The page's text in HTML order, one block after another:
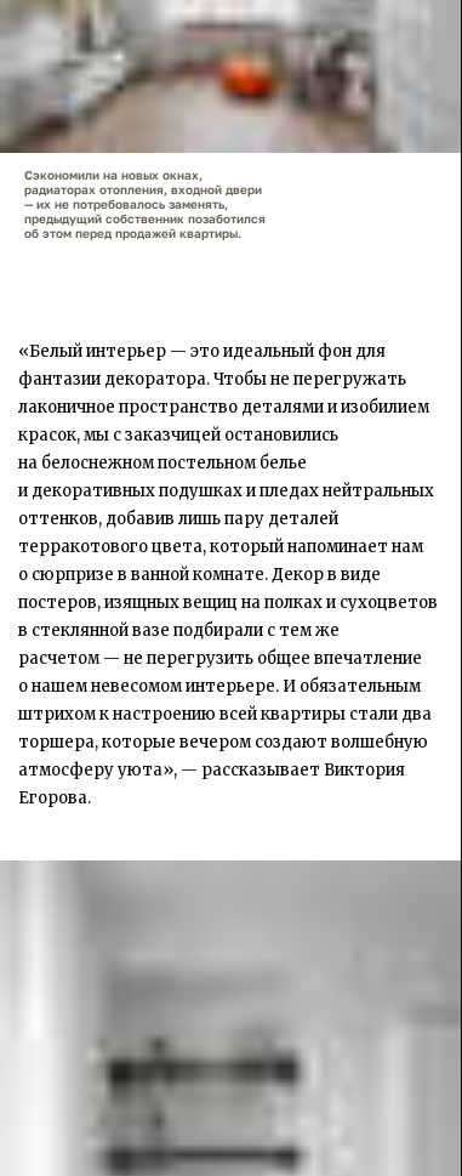
Сэкономили на новых окнах,
радиаторах отопления, входной двери
— их не потребовалось заменять,
предыдущий собственник позаботился
об этом перед продажей квартиры.
«Белый интерьер — это идеальный фон для
фантазии декоратора. Чтобы не перегружать
лаконичное пространство деталями и изобилием
красок, мы с заказчицей остановились
на белоснежном постельном белье
и декоративных подушках и пледах нейтральных
оттенков, добавив лишь пару деталей
терракотового цвета, который напоминает нам
о сюрпризе в ванной комнате. Декор в виде
постеров, изящных вещиц на полках и сухоцветов
в стеклянной вазе подбирали с тем же
расчетом — не перегрузить общее впечатление
о нашем невесомом интерьере. И обязательным
штрихом к настроению всей квартиры стали два
торшера, которые вечером создают волшебную
атмосферу уюта», — рассказывает Виктория
Егорова.